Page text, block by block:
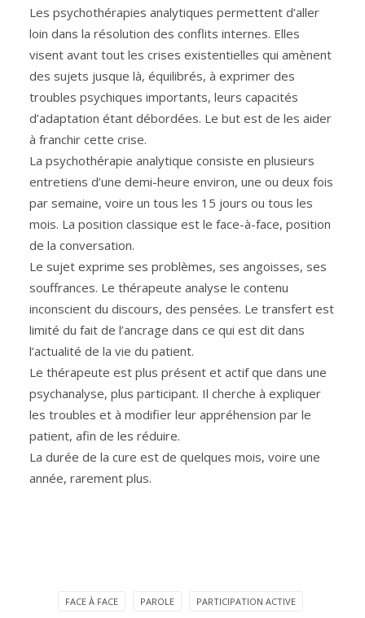
Les psychothérapies analytiques permettent d’aller
loin dans la résolution des conflits internes. Elles
visent avant tout les crises existentielles qui amènent
des sujets jusque là, équilibrés, à exprimer des
troubles psychiques importants, leurs capacités
d’adaptation étant débordées. Le but est de les aider
à franchir cette crise.
La psychothérapie analytique consiste en plusieurs
entretiens d’une demi-heure environ, une ou deux fois
par semaine, voire un tous les 15 jours ou tous les
mois. La position classique est le face-à-face, position
de la conversation.
Le sujet exprime ses problèmes, ses angoisses, ses
souffrances. Le thérapeute analyse le contenu
inconscient du discours, des pensées. Le transfert est
limité du fait de l’ancrage dans ce qui est dit dans
l’actualité de la vie du patient.
Le thérapeute est plus présent et actif que dans une
psychanalyse, plus participant. Il cherche à expliquer
les troubles et à modifier leur appréhension par le
patient, afin de les réduire.
La durée de la cure est de quelques mois, voire une
année, rarement plus.
FACE À FACE PAROLE PARTICIPATION ACTIVE